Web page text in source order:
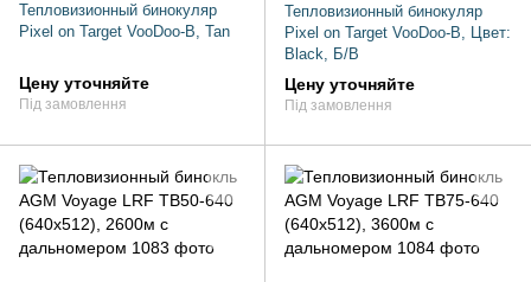
Тепловизионный бинокуляр
Pixel on Target VooDoo-B, Tan
Цену уточняйте
Під замовлення
Тепловизионный бинокуляр
Pixel on Target VooDoo-B, Цвет:
Black, Б/В
Цену уточняйте
Під замовлення